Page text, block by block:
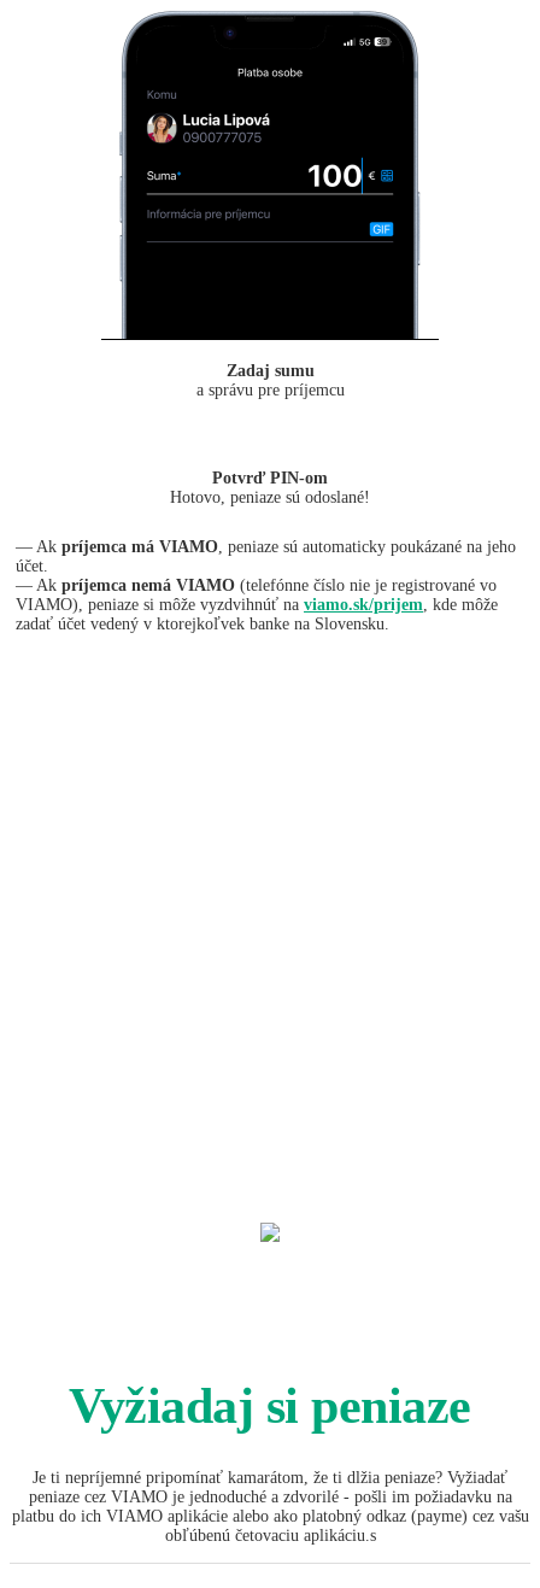
Zadaj sumu
a správu pre príjemcu
Potvrď PIN-om
Hotovo, peniaze sú odoslané!
— Ak príjemca má VIAMO, peniaze sú automaticky poukázané na jeho
účet.
— Ak príjemca nemá VIAMO (telefónne číslo nie je registrované vo
VIAMO), peniaze si môže vyzdvihnúť na viamo.sk/prijem, kde môže
zadať účet vedený v ktorejkoľvek banke na Slovensku.
Vyžiadaj si peniaze
Je ti nepríjemné pripomínať kamarátom, že ti dlžia peniaze? Vyžiadať
peniaze cez VIAMO je jednoduché a zdvorilé - pošli im požiadavku na
platbu do ich VIAMO aplikácie alebo ako platobný odkaz (payme) cez vašu
obľúbenú četovaciu aplikáciu.s